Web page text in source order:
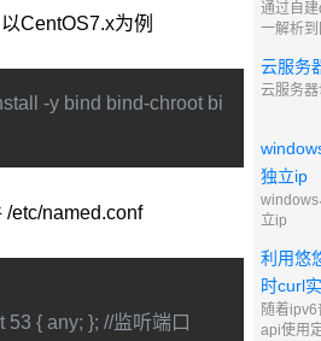
CentOS7.x为例
-y bind bind-chroot bi
/etc/named.conf
port 53 { any; }; //监听端口
通过自
一解析
云服务
云服务
独立ip
立ip
利用悠
时curl
随着
api使用